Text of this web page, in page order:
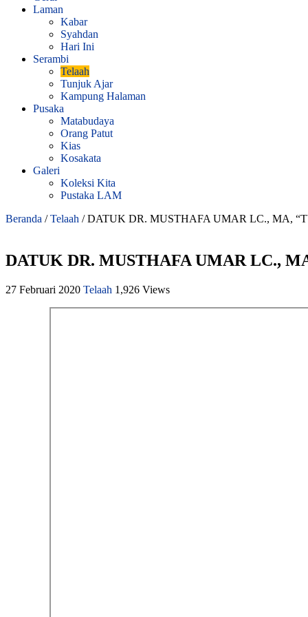
Laman
Kabar
Syahdan
Hari Ini
Serambi
Telaah
Tunjuk Ajar
Kampung Halaman
Pusaka
Matabudaya
Orang Patut
Kias
Kosakata
Galeri
Koleksi Kita
Pustaka LAM
Beranda / Telaah / DATUK DR. MUSTHAFA UMAR LC., MA,
DATUK DR. MUSTHAFA UMAR LC.,
27 Februari 2020 Telaah 1,926 Views